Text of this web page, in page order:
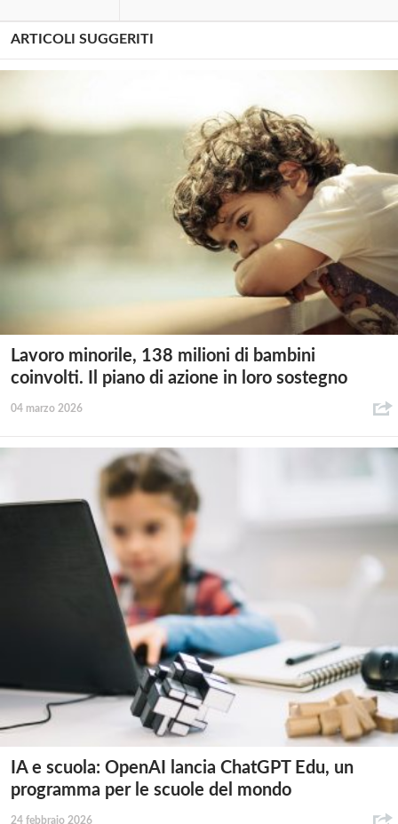
ARTICOLI SUGGERITI
Lavoro minorile, 138 milioni di bambini
coinvolti. Il piano di azione in loro sostegno
04 marzo 2026
IA e scuola: OpenAI lancia ChatGPT Edu, un
programma per le scuole del mondo
24 febbraio 2026